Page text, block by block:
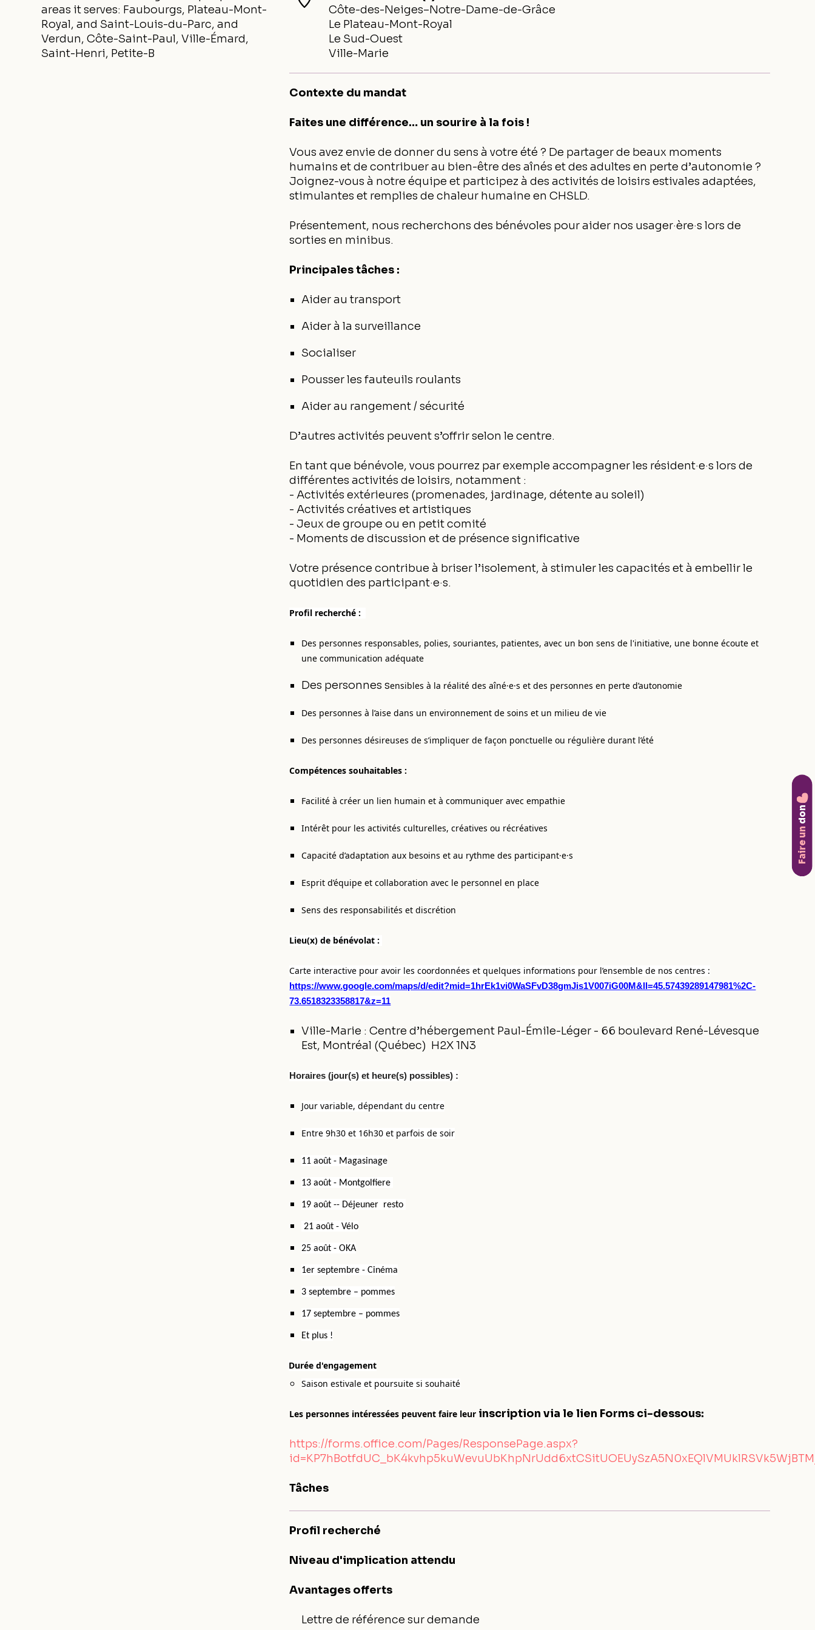
areas it serves: Faubourgs, Plateau-Mont-
Royal, and Saint-Louis-du-Parc, and
Verdun, Côte-Saint-Paul, Ville-Émard,
Saint-Henri, Petite-B
Côte-des-Neiges–Notre-Dame-de-Grâce
Le Plateau-Mont-Royal
Le Sud-Ouest
Ville-Marie
Contexte du mandat
Faites une différence… un sourire à la fois !
Vous avez envie de donner du sens à votre été ? De partager de beaux moments
humains et de contribuer au bien-être des aînés et des adultes en perte d’autonomie ?
Joignez-vous à notre équipe et participez à des activités de loisirs estivales adaptées,
stimulantes et remplies de chaleur humaine en CHSLD.
Présentement, nous recherchons des bénévoles pour aider nos usager·ère·s lors de
sorties en minibus.
Principales tâches :
Aider au transport
Aider à la surveillance
Socialiser
Pousser les fauteuils roulants
Aider au rangement / sécurité
D’autres activités peuvent s’offrir selon le centre.
En tant que bénévole, vous pourrez par exemple accompagner les résident·e·s lors de
différentes activités de loisirs, notamment :
- Activités extérieures (promenades, jardinage, détente au soleil)
- Activités créatives et artistiques
- Jeux de groupe ou en petit comité
- Moments de discussion et de présence significative
Votre présence contribue à briser l’isolement, à stimuler les capacités et à embellir le
quotidien des participant·e·s.
Profil recherché :
Des personnes responsables, polies, souriantes, patientes, avec un bon sens de l'initiative, une bonne écoute et
une communication adéquate
Des personnes sensibles à la réalité des aîné·e·s et des personnes en perte d’autonomie
Des personnes à l’aise dans un environnement de soins et un milieu de vie
Des personnes désireuses de s’impliquer de façon ponctuelle ou régulière durant l’été
Compétences souhaitables :
Facilité à créer un lien humain et à communiquer avec empathie
Intérêt pour les activités culturelles, créatives ou récréatives
Capacité d’adaptation aux besoins et au rythme des participant·e·s
Esprit d’équipe et collaboration avec le personnel en place
Sens des responsabilités et discrétion
Lieu(x) de bénévolat :
Carte interactive pour avoir les coordonnées et quelques informations pour l’ensemble de nos centres :
https://www.google.com/maps/d/edit?mid=1hrEk1vi0WaSFvD38gmJis1V007iG00M&ll=45.57439289147981%2C-
73.6518323358817&z=11
Ville-Marie : Centre d’hébergement Paul-Émile-Léger - 66 boulevard René-Lévesque
Est, Montréal (Québec) H2X 1N3
Horaires (jour(s) et heure(s) possibles) :
Jour variable, dépendant du centre
Entre 9h30 et 16h30 et parfois de soir
11 août - Magasinage
13 août - Montgolfiere
19 août -- Déjeuner resto
21 août - Vélo
25 août - OKA
1er septembre - Cinéma
3 septembre – pommes
17 septembre – pommes
Et plus !
Durée d'engagement
Saison estivale et poursuite si souhaité
Les personnes intéressées peuvent faire leur inscription via le lien Forms ci-dessous:
https://forms.office.com/Pages/ResponsePage.aspx?
Tâches
Profil recherché
Niveau d'implication attendu
Avantages offerts
Lettre de référence sur demande
Faire un
don